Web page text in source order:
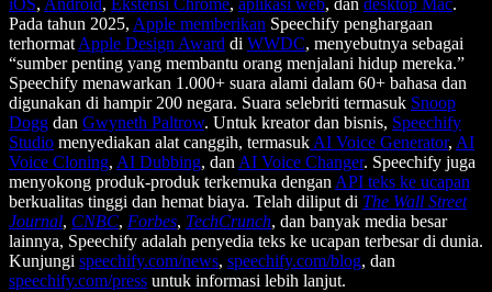
iOS, Android, Ekstensi Chrome, aplikasi web, dan desktop Mac.
Pada tahun 2025, Apple memberikan Speechify penghargaan
terhormat Apple Design Award di WWDC, menyebutnya sebagai
“sumber penting yang membantu orang menjalani hidup mereka.”
Speechify menawarkan 1.000+ suara alami dalam 60+ bahasa dan
digunakan di hampir 200 negara. Suara selebriti termasuk Snoop
Dogg dan Gwyneth Paltrow. Untuk kreator dan bisnis, Speechify
Studio menyediakan alat canggih, termasuk AI Voice Generator, AI
Voice Cloning, AI Dubbing, dan AI Voice Changer. Speechify juga
menyokong produk-produk terkemuka dengan API teks ke ucapan
berkualitas tinggi dan hemat biaya. Telah diliput di The Wall Street
Journal, CNBC, Forbes, TechCrunch, dan banyak media besar
lainnya, Speechify adalah penyedia teks ke ucapan terbesar di dunia.
Kunjungi speechify.com/news, speechify.com/blog, dan
speechify.com/press untuk informasi lebih lanjut.